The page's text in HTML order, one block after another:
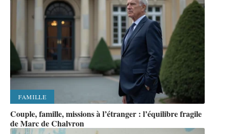
FAMILLE
Couple, famille, missions à l’étranger : l’équilibre fragile
de Marc de Chalvron